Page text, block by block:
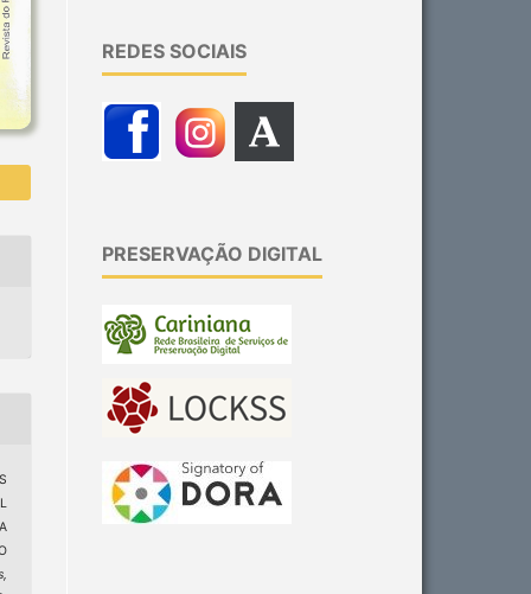
REDES SOCIAIS
PRESERVAÇÃO DIGITAL